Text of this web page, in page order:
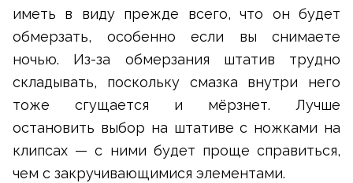
иметь в виду прежде всего, что он будет
обмерзать, особенно если вы снимаете
ночью. Из-за обмерзания штатив трудно
складывать, поскольку смазка внутри него
тоже сгущается и мёрзнет. Лучше
остановить выбор на штативе с ножками на
клипсах — с ними будет проще справиться,
чем с закручивающимися элементами.